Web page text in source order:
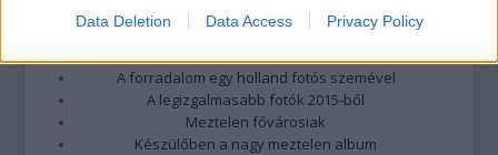
Data Deletion Data Access Privacy Policy
A 10 legütősebb drogos film
Megjöttek a meztelen hősnők
A forradalom egy holland fotós szemével
A legizgalmasabb fotók 2015-ből
Meztelen fővárosiak
Készülőben a nagy meztelen album